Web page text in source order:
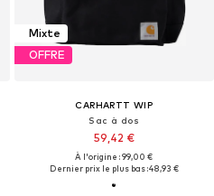
Mixte
OFFRE
CARHARTT WIP
Sac à dos
59,42 €
À l'origine : 99,00 €
Dernier prix le plus bas :48,93 €